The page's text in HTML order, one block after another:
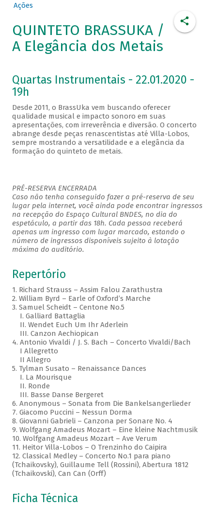
Ações
QUINTETO BRASSUKA /
A Elegância dos Metais
Quartas Instrumentais - 22.01.2020 -
19h
Desde 2011, o BrassUka vem buscando oferecer
qualidade musical e impacto sonoro em suas
apresentações, com irreverência e diversão. O concerto
abrange desde peças renascentistas até Villa-Lobos,
sempre mostrando a versatilidade e a elegância da
formação do quinteto de metais.
PRÉ-RESERVA ENCERRADA
Caso não tenha conseguido fazer a pré-reserva de seu
lugar pela internet, você ainda pode encontrar ingressos
na recepção do Espaço Cultural BNDES, no dia do
espetáculo, a partir das 18h. Cada pessoa receberá
apenas um ingresso com lugar marcado, estando o
número de ingressos disponíveis sujeito à lotação
máxima do auditório.
Repertório
1. Richard Strauss – Assim Falou Zarathustra
2. William Byrd – Earle of Oxford’s Marche
3. Samuel Scheidt – Centone No.5
I. Galliard Battaglia
II. Wendet Euch Um Ihr Aderlein
III. Canzon Aechiopican
4. Antonio Vivaldi / J. S. Bach – Concerto Vivaldi/Bach
I Allegretto
II Allegro
5. Tylman Susato – Renaissance Dances
I. La Mourisque
II. Ronde
III. Basse Danse Bergeret
6. Anonymous – Sonata from Die Bankelsangerlieder
7. Giacomo Puccini – Nessun Dorma
8. Giovanni Gabrieli – Canzona per Sonare No. 4
9. Wolfgang Amadeus Mozart – Eine kleine Nachtmusik
10. Wolfgang Amadeus Mozart – Ave Verum
11. Heitor Villa-Lobos – O Trenzinho do Caipira
12. Classical Medley – Concerto No.1 para piano
(Tchaikovsky), Guillaume Tell (Rossini), Abertura 1812
(Tchaikovski), Can Can (Orff)
Ficha Técnica